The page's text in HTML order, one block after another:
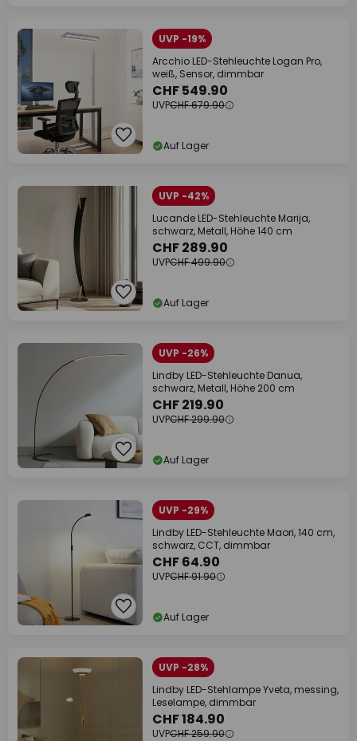
UVP -19%
Arcchio LED-Stehleuchte Logan Pro,
weiß, Sensor, dimmbar
CHF 549.90
UVPCHF 679.90
Auf Lager
UVP -42%
Lucande LED-Stehleuchte Marija,
schwarz, Metall, Höhe 140 cm
CHF 289.90
UVPCHF 499.90
Auf Lager
UVP -26%
Lindby LED-Stehleuchte Danua,
schwarz, Metall, Höhe 200 cm
CHF 219.90
UVPCHF 299.90
Auf Lager
UVP -29%
Lindby LED-Stehleuchte Maori, 140 cm,
schwarz, CCT, dimmbar
CHF 64.90
UVPCHF 91.90
Auf Lager
UVP -28%
Lindby LED-Stehlampe Yveta, messing,
Leselampe, dimmbar
CHF 184.90
UVPCHF 259.90